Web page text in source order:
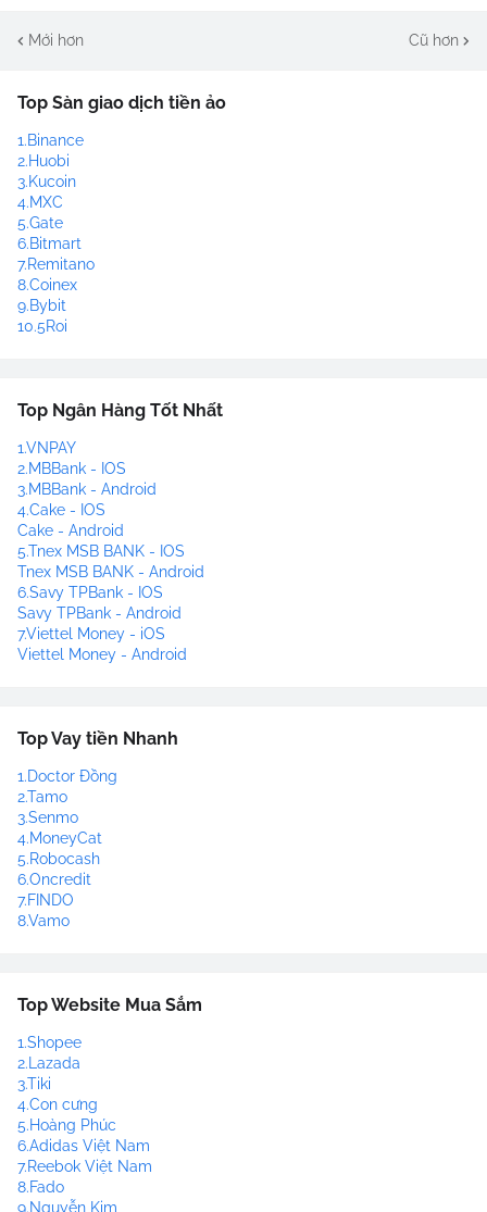
Mới hơn Cũ hơn
Top Sàn giao dịch tiền ảo
1.Binance
2.Huobi
3.Kucoin
4.MXC
5.Gate
6.Bitmart
7.Remitano
8.Coinex
9.Bybit
10.5Roi
Top Ngân Hàng Tốt Nhất
1.VNPAY
2.MBBank - IOS
3.MBBank - Android
4.Cake - IOS
Cake - Android
5.Tnex MSB BANK - IOS
Tnex MSB BANK - Android
6.Savy TPBank - IOS
Savy TPBank - Android
7.Viettel Money - iOS
Viettel Money - Android
Top Vay tiền Nhanh
1.Doctor Đồng
2.Tamo
3.Senmo
4.MoneyCat
5.Robocash
6.Oncredit
7.FINDO
8.Vamo
Top Website Mua Sắm
1.Shopee
2.Lazada
3.Tiki
4.Con cưng
5.Hoàng Phúc
6.Adidas Việt Nam
7.Reebok Việt Nam
8.Fado
9.Nguyễn Kim